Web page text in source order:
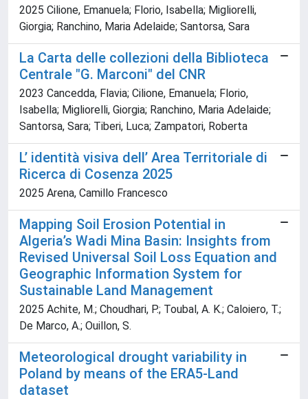
2025 Cilione, Emanuela; Florio, Isabella; Migliorelli,
Giorgia; Ranchino, Maria Adelaide; Santorsa, Sara
La Carta delle collezioni della Biblioteca
Centrale "G. Marconi" del CNR
2023 Cancedda, Flavia; Cilione, Emanuela; Florio,
Isabella; Migliorelli, Giorgia; Ranchino, Maria Adelaide;
Santorsa, Sara; Tiberi, Luca; Zampatori, Roberta
L’ identità visiva dell’ Area Territoriale di
Ricerca di Cosenza 2025
2025 Arena, Camillo Francesco
Mapping Soil Erosion Potential in
Algeria’s Wadi Mina Basin: Insights from
Revised Universal Soil Loss Equation and
Geographic Information System for
Sustainable Land Management
2025 Achite, M.; Choudhari, P.; Toubal, A. K.; Caloiero, T.;
De Marco, A.; Ouillon, S.
Meteorological drought variability in
Poland by means of the ERA5-Land
dataset